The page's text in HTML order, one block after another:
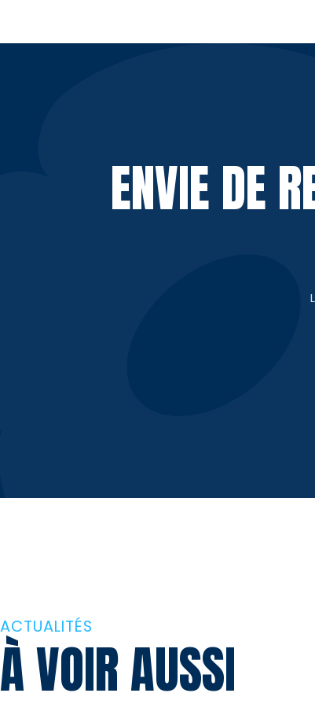
ENVIE DE
ACTUALITÉS
À VOIR AUSSI